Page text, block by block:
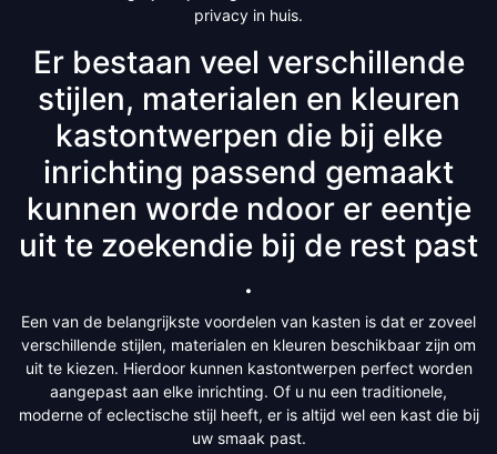
privacy in huis.
Er bestaan veel verschillende
stijlen, materialen en kleuren
kastontwerpen die bij elke
inrichting passend gemaakt
kunnen worde ndoor er eentje
uit te zoekendie bij de rest past
.
Een van de belangrijkste voordelen van kasten is dat er zoveel
verschillende stijlen, materialen en kleuren beschikbaar zijn om
uit te kiezen. Hierdoor kunnen kastontwerpen perfect worden
aangepast aan elke inrichting. Of u nu een traditionele,
moderne of eclectische stijl heeft, er is altijd wel een kast die bij
uw smaak past.